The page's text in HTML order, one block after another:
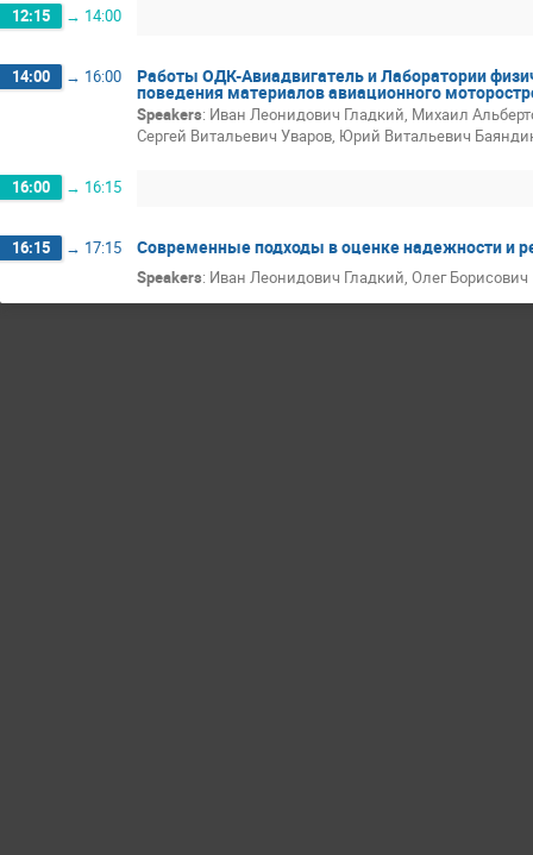
12:15 → 14:00
14:00 → 16:00 Работы ОДК-Авиадвигатель и Лаборатории
поведения материалов авиационного
Speakers: Иван Леонидович Гладкий, Михаил
Сергей Витальевич Уваров, Юрий Витальевич
16:00 → 16:15
16:15 → 17:15 Современные подходы в оценке надежности и
Speakers: Иван Леонидович Гладкий, Олег